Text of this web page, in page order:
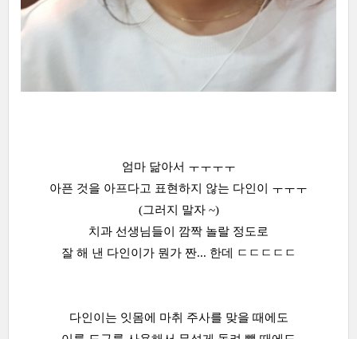
엄마 닮아서 ㅜㅜㅜㅜ
아픈 것을 아프다고 표현하지 않는 다인이 ㅜㅜㅜ
(그러지 말자 ~)
치과 선생님들이 깜짝 놀랄 정도로
잘 해 낸 다인이가 뭔가 짠... 한데 ㄷㄷㄷㄷㄷ
다인이는 잇몸에 마취 주사를 맞을 때에도